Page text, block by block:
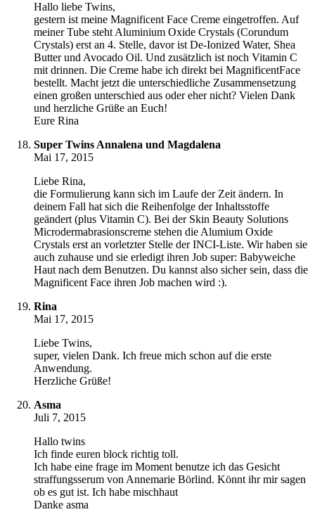
Hallo liebe Twins,
gestern ist meine Magnificent Face Creme eingetroffen. Auf
meiner Tube steht Aluminium Oxide Crystals (Corundum
Crystals) erst an 4. Stelle, davor ist De-Ionized Water, Shea
Butter und Avocado Oil. Und zusätzlich ist noch Vitamin C
mit drinnen. Die Creme habe ich direkt bei MagnificentFace
bestellt. Macht jetzt die unterschiedliche Zusammensetzung
einen großen unterschied aus oder eher nicht? Vielen Dank
und herzliche Grüße an Euch!
Eure Rina
Super Twins Annalena und Magdalena
Mai 17, 2015
Liebe Rina,
die Formulierung kann sich im Laufe der Zeit ändern. In
deinem Fall hat sich die Reihenfolge der Inhaltsstoffe
geändert (plus Vitamin C). Bei der Skin Beauty Solutions
Microdermabrasionscreme stehen die Alumium Oxide
Crystals erst an vorletzter Stelle der INCI-Liste. Wir haben sie
auch zuhause und sie erledigt ihren Job super: Babyweiche
Haut nach dem Benutzen. Du kannst also sicher sein, dass die
Magnificent Face ihren Job machen wird :).
Rina
Mai 17, 2015
Liebe Twins,
super, vielen Dank. Ich freue mich schon auf die erste
Anwendung.
Herzliche Grüße!
Asma
Juli 7, 2015
Hallo twins
Ich finde euren block richtig toll.
Ich habe eine frage im Moment benutze ich das Gesicht
straffungsserum von Annemarie Börlind. Könnt ihr mir sagen
ob es gut ist. Ich habe mischhaut
Danke asma